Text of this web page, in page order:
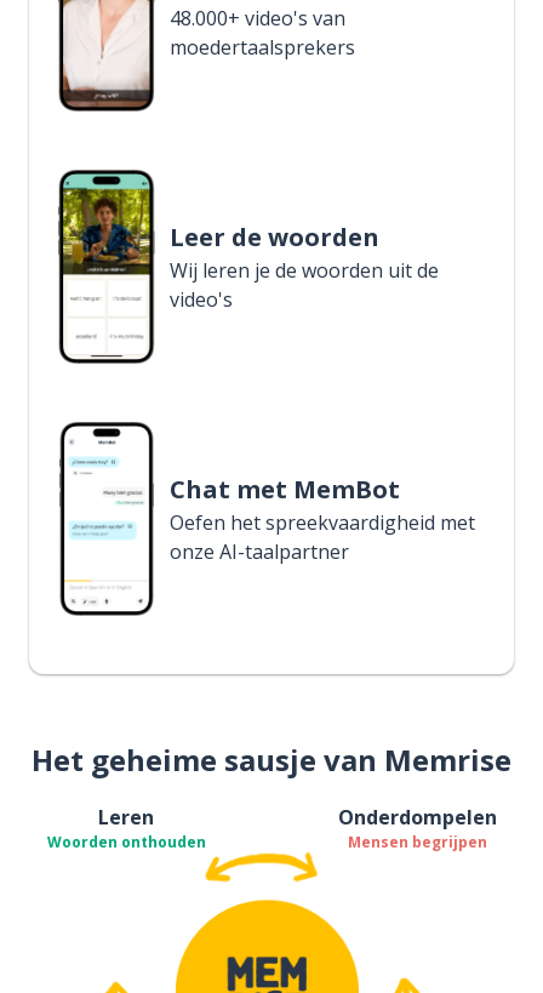
48.000+ video's van
moedertaalsprekers
Leer de woorden
Wij leren je de woorden uit de
video's
Chat met MemBot
Oefen het spreekvaardigheid met
onze AI-taalpartner
Het geheime sausje van Memrise
Leren
Woorden onthouden
Onderdompelen
Mensen begrijpen